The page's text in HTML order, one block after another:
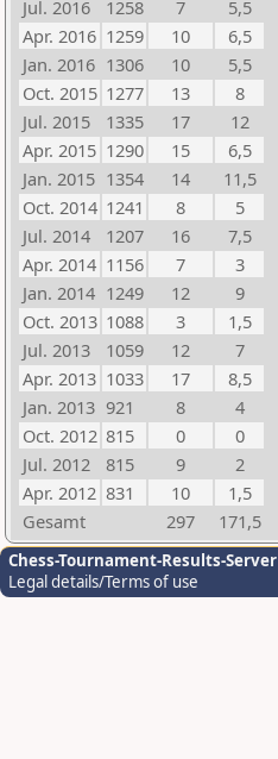
Jul. 2016
1258 7
5,5
Apr. 2016 1259 10
6,5
Jan. 2016 1306 10
5,5
Oct. 2015 1277 13
8
Jul. 2015
1335 17
12
Apr. 2015 1290 15
6,5
Jan. 2015 1354 14
11,5
Oct. 2014 1241 8
5
Jul. 2014
1207 16
7,5
Apr. 2014 1156 7
3
Jan. 2014 1249 12
9
Oct. 2013 1088 3
1,5
Jul. 2013
1059 12
7
Apr. 2013 1033 17
8,5
Jan. 2013 921 8
4
Oct. 2012 815 0
0
Jul. 2012
815 9
2
Apr. 2012 831 10
1,5
Gesamt
297 171,5
Chess-Tournament-Results-Server
Legal details/Terms of use